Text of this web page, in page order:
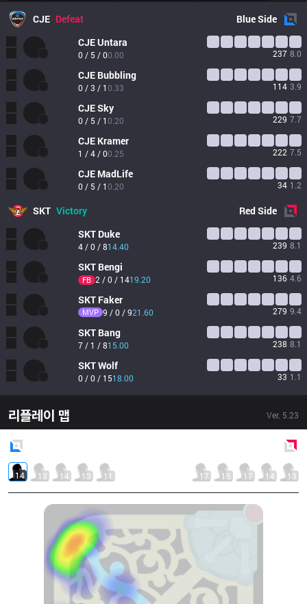
CJE Defeat BlueSide
CJEUntara
0 / 5 / 00.00 237 8.0
CJE Bubbling
0 / 3 / 10.33 114 3.9
CJESky
0 / 5 / 10.20 229 7.7
CJE Kramer
1 / 4 / 00.25 222 7.5
CJE MadLife
0 / 5 / 10.20 34 1.2
SKT Victory RedSide
SKT Duke
4 / 0 / 814.40 239 8.1
SKT Bengi
FB 2 / 0 / 1419.20 136 4.6
SKT Faker
MVP 9 / 0 / 921.60 279 9.4
SKT Bang
7 / 1 / 815.00 238 8.1
SKTWolf
0 / 0 / 1518.00 33 1.1
리플레이 맵 Ver. 5.23
14 13 14 13 11 17 15 17 14 13